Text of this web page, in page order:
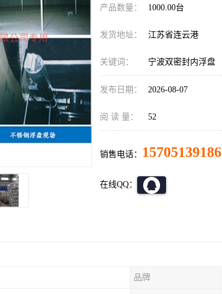
产品数量： 1000.00台
发货地址： 江苏省连云港
关键词： 宁波双密封内浮盘
发布日期： 2026-08-07
阅 读 量： 52
销售电话： 15705139186
在线QQ：
品牌